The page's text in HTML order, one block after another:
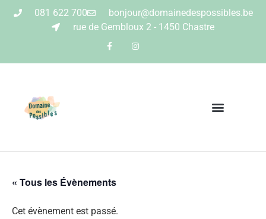
081 622 700
bonjour@domainedespossibles.be
rue de Gembloux 2 - 1450 Chastre
« Tous les Évènements
Cet évènement est passé.